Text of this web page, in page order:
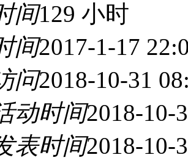
间129 小时
间2017-1-17
问2018-10-31
动时间2018-10-
表时间2018-10-